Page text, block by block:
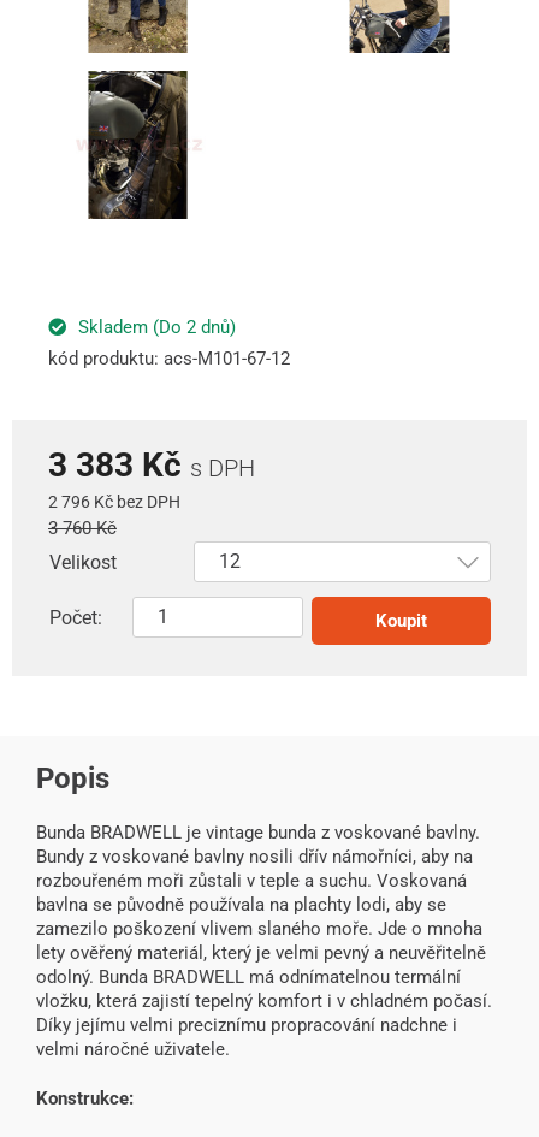
Skladem (Do 2 dnů)
kód produktu: acs-M101-67-12
3 383 Kč s DPH
2 796 Kč bez DPH
3 760 Kč
Velikost
Počet: Koupit
Popis
Bunda BRADWELL je vintage bunda z voskované bavlny.
Bundy z voskované bavlny nosili dřív námořníci, aby na
rozbouřeném moři zůstali v teple a suchu. Voskovaná
bavlna se původně používala na plachty lodi, aby se
zamezilo poškození vlivem slaného moře. Jde o mnoha
lety ověřený materiál, který je velmi pevný a neuvěřitelně
odolný. Bunda BRADWELL má odnímatelnou termální
vložku, která zajistí tepelný komfort i v chladném počasí.
Díky jejímu velmi preciznímu propracování nadchne i
velmi náročné uživatele.
Konstrukce: